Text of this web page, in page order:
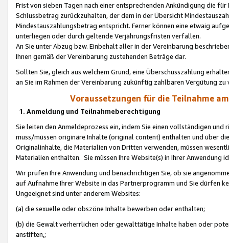
Frist von sieben Tagen nach einer entsprechenden Ankündigung die
Schlussbetrag zurückzuhalten, der dem in der Übersicht
Mindestauszahlungsbetrag entspricht. Ferner können eine etwaig
unterliegen oder durch geltende Verjährungsfristen verfallen.
An Sie unter Abzug bzw. Einbehalt aller in der Vereinbarung
Ihnen gemäß der Vereinbarung zustehenden Beträge dar.
Sollten Sie, gleich aus welchem Grund, eine Überschusszahlung
an Sie im Rahmen der Vereinbarung zukünftig zahlbaren Vergütung zu
Voraussetzungen für die Teilnahme
1. Anmeldung und Teilnahmeberechtigung
Sie leiten den Anmeldeprozess ein, indem Sie einen vollständigen
muss/müssen originäre Inhalte (original content) enthalten und über
Originalinhalte, die Materialien von Dritten verwenden, müssen
Materialien enthalten. Sie müssen Ihre Website(s) in Ihrer Anwendung
Wir prüfen Ihre Anwendung und benachrichtigen Sie, ob sie
auf Aufnahme Ihrer Website in das Partnerprogramm und Sie dürfen
Ungeeignet sind unter anderem Websites:
(a) die sexuelle oder obszöne Inhalte bewerben oder enthalten;
(b) die Gewalt verherrlichen oder gewalttätige Inhalte haben oder
anstiften,;